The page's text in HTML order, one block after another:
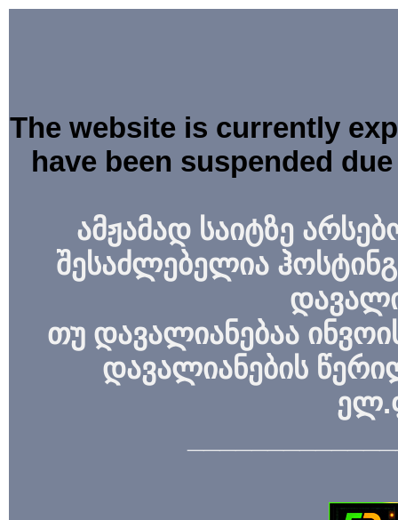
The website is currently
have been suspended
ამჟამად საიტზე
შესაძლებელია
თუ დავალიანებაა
დავალიანების